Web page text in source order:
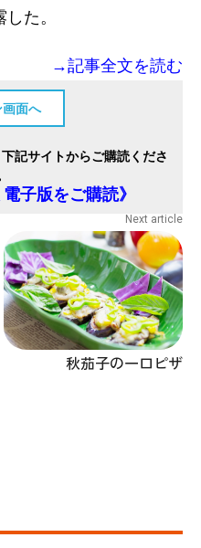
た。
→記事全文を読む
画面へ
記サイトからご購読くださ
子版をご購読》
Next article
秋茄子の一口ピザ